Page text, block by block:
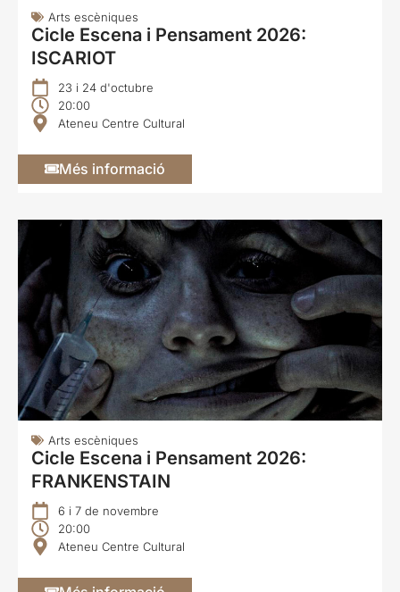
Arts escèniques
Cicle Escena i Pensament 2026:
ISCARIOT
23 i 24 d'octubre
20:00
Ateneu Centre Cultural
Més informació
Arts escèniques
Cicle Escena i Pensament 2026:
FRANKENSTAIN
6 i 7 de novembre
20:00
Ateneu Centre Cultural